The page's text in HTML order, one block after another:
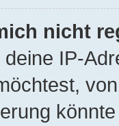
nicht
IP-